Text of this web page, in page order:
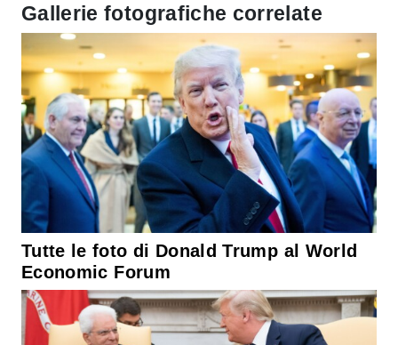
Gallerie fotografiche correlate
Tutte le foto di Donald Trump al World
Economic Forum